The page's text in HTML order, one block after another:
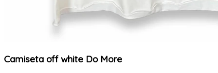
Camiseta off white Do More